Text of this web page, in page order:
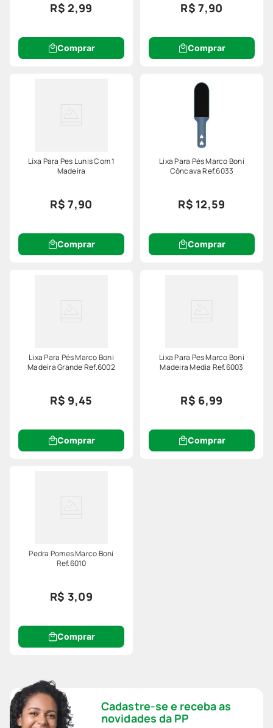
R$ 2,99
Comprar
R$ 7,90
Comprar
Lixa Para Pes Lunis Com 1
Madeira
R$ 7,90
Comprar
Lixa Para Pés Marco Boni
Côncava Ref.6033
R$ 12,59
Comprar
Lixa Para Pés Marco Boni
Madeira Grande Ref.6002
R$ 9,45
Comprar
Lixa Para Pes Marco Boni
Madeira Media Ref.6003
R$ 6,99
Comprar
Pedra Pomes Marco Boni
Ref.6010
R$ 3,09
Comprar
Cadastre-se e receba as
novidades da PP